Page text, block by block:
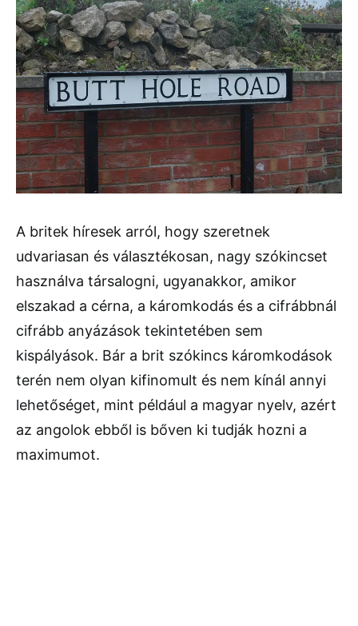
A britek híresek arról, hogy szeretnek
udvariasan és választékosan, nagy szókincset
használva társalogni, ugyanakkor, amikor
elszakad a cérna, a káromkodás és a cifrábbnál
cifrább anyázások tekintetében sem
kispályások. Bár a brit szókincs káromkodások
terén nem olyan kifinomult és nem kínál annyi
lehetőséget, mint például a magyar nyelv, azért
az angolok ebből is bőven ki tudják hozni a
maximumot.